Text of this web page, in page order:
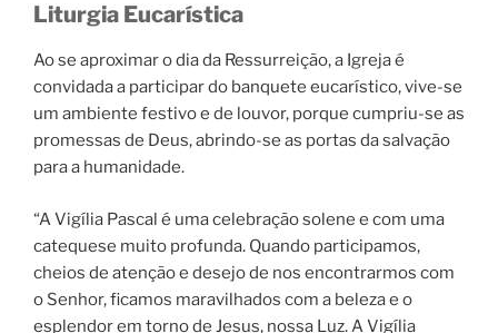
Liturgia Eucarística
Ao se aproximar o dia da Ressurreição, a Igreja é
convidada a participar do banquete eucarístico, vive-se
um ambiente festivo e de louvor, porque cumpriu-se as
promessas de Deus, abrindo-se as portas da salvação
para a humanidade.
“A Vigília Pascal é uma celebração solene e com uma
catequese muito profunda. Quando participamos,
cheios de atenção e desejo de nos encontrarmos com
o Senhor, ficamos maravilhados com a beleza e o
esplendor em torno de Jesus, nossa Luz. A Vigília